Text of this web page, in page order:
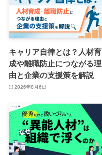
キャリア自律とは？人材育
成や離職防止につながる理
由と企業の支援策を解説
2026年8月6日